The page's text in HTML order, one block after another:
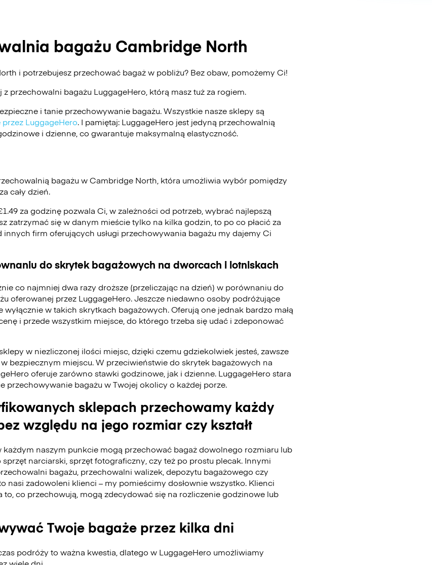
bagażu Cambridge North
i potrzebujesz przechować bagaż w pobliżu? Bez obaw, pomożemy Ci!
z przechowalni bagażu LuggageHero , którą masz tuż za rogiem.
i tanie przechowywanie bagażu. Wszystkie nasze sklepy są
LuggageHero. I pamiętaj: LuggageHero jest jedyną przechowalnią
i dzienne, co gwarantuje maksymalną elastyczność.
bagażu w Cambridge North, która umożliwia wybór pomiędzy
cały dzień.
za godzinę pozwala Ci, w zależności od potrzeb, wybrać najlepszą
zatrzymać się w danym mieście tylko na kilka godzin, to po co płacić za
innych firm oferujących usługi przechowywania bagażu my dajemy Ci
do skrytek bagażowych na dworcach i lotniskach
co najmniej dwa razy droższe (przeliczając na dzień) w porównaniu do
oferowanej przez LuggageHero. Jeszcze niedawno osoby podróżujące
wyłącznie w takich skrytkach bagażowych. Oferują one jednak bardzo małą
i przede wszystkim miejsce, do którego trzeba się udać i zdeponować
w niezliczonej ilości miejsc, dzięki czemu gdziekolwiek jesteś, zawsze
bezpiecznym miejscu. W przeciwieństwie do skrytek bagażowych na
oferuje zarówno stawki godzinowe, jak i dzienne. LuggageHero stara
przechowywanie bagażu w Twojej okolicy o każdej porze.
sklepach przechowamy każdy
względu na jego rozmiar czy kształt
naszym punkcie mogą przechować bagaż dowolnego rozmiaru lub
sprzęt narciarski, sprzęt fotograficzny, czy też po prostu plecak. Innymi
bagażu, przechowalni walizek, depozytu bagażowego czy
nasi zadowoleni klienci – my pomieścimy dosłownie wszystko. Klienci
to, co przechowują, mogą zdecydować się na rozliczenie godzinowe lub
Twoje bagaże przez kilka dni
podróży to ważna kwestia, dlatego w LuggageHero umożliwiamy